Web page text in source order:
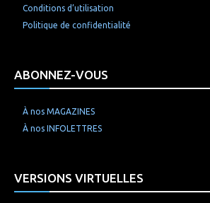
Conditions d’utilisation
Politique de confidentialité
ABONNEZ-VOUS
À nos MAGAZINES
À nos INFOLETTRES
VERSIONS VIRTUELLES